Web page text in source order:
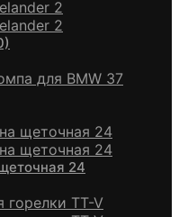
24